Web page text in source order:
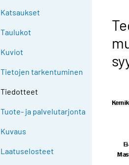
Katsaukset
Taulukot
Kuviot
Tietojen tarkentuminen
Tiedotteet
Tuote- ja palvelutarjonta
Kuvaus
Laatuselosteet